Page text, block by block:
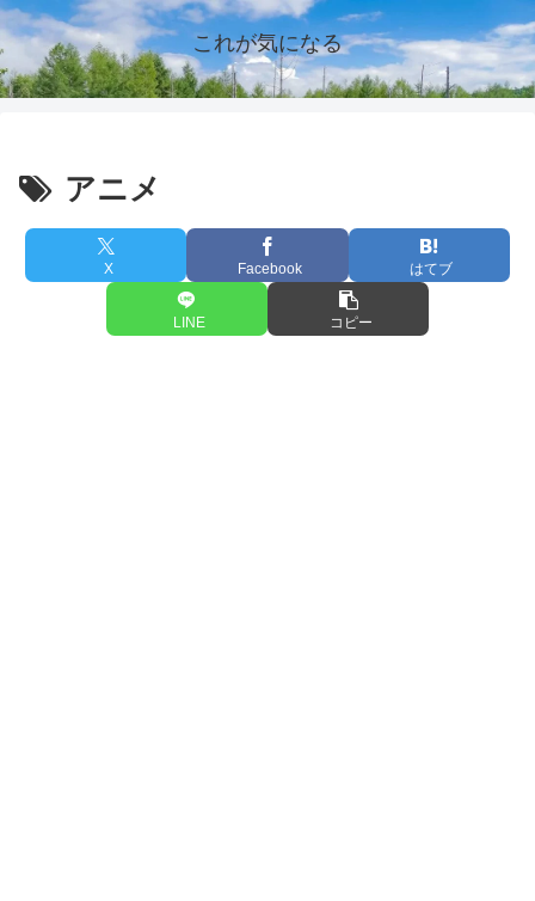
これが気になる
アニメ
X Facebook はてブ
LINE コピー